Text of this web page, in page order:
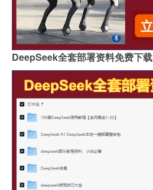
DeepSeek全套部署资料免费下载